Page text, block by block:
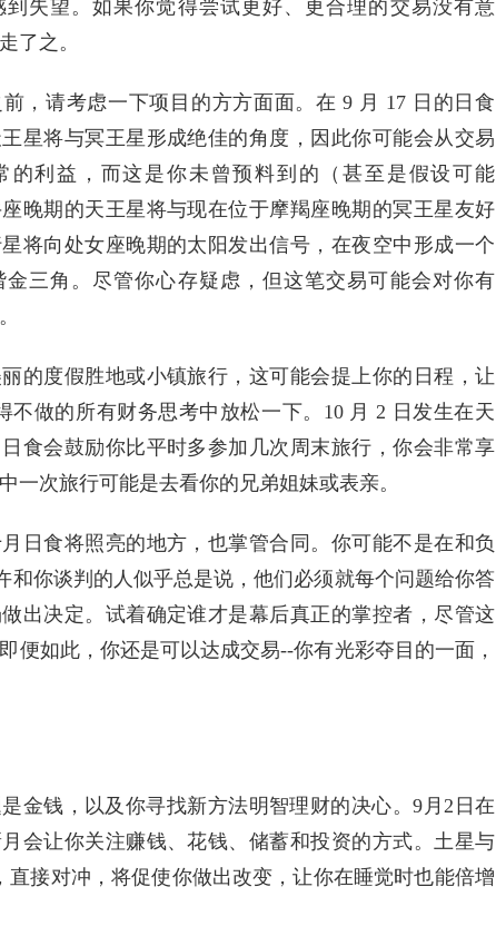
到失望。如果你觉得尝试更好、更合理的交易没有意
了之。
，请考虑一下项目的方方面面。在 9 月 17 日的日食
星将与冥王星形成绝佳的角度，因此你可能会从交易
的利益，而这是你未曾预料到的（甚至是假设可能
晚期的天王星将与现在位于摩羯座晚期的冥王星友好
将向处女座晚期的太阳发出信号，在夜空中形成一个
金三角。尽管你心存疑虑，但这笔交易可能会对你有
的度假胜地或小镇旅行，这可能会提上你的日程，让
不做的所有财务思考中放松一下。10 月 2 日发生在天
食会鼓励你比平时多参加几次周末旅行，你会非常享
一次旅行可能是去看你的兄弟姐妹或表亲。
日食将照亮的地方，也掌管合同。你可能不是在和负
和你谈判的人似乎总是说，他们必须就每个问题给你答
出决定。试着确定谁才是幕后真正的掌控者，尽管这
便如此，你还是可以达成交易--你有光彩夺目的一面，
金钱，以及你寻找新方法明智理财的决心。9月2日在
会让你关注赚钱、花钱、储蓄和投资的方式。土星与
直接对冲，将促使你做出改变，让你在睡觉时也能倍增